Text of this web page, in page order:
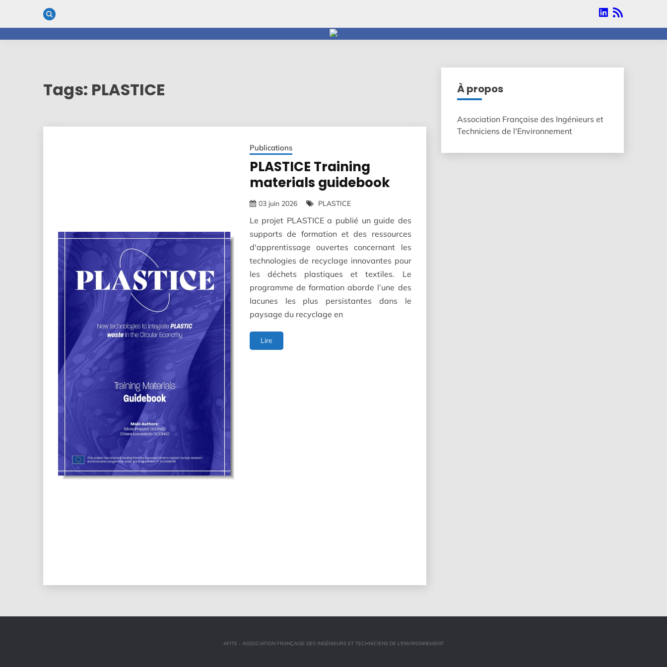
content
Linkedin
Tags: PLASTICE
Publications
PLASTICE Training
materials guidebook
03 juin 2026 PLASTICE
Le projet PLASTICE a publié un guide des
supports de formation et des ressources
d'apprentissage ouvertes concernant les
technologies de recyclage innovantes pour
les déchets plastiques et textiles. Le
programme de formation aborde l’une des
lacunes les plus persistantes dans le
paysage du recyclage en
LirePLASTICE
Training
À propos
Association Française des Ingénieurs et
Techniciens de l'Environnement
AFITE - ASSOCIATION FRANÇAISE DES INGÉNIEURS ET TECHNICIENS DE L'ENVIRONNEMENT